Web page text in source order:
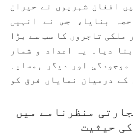
افغان شہریوں نے حیران
کا حصہ بنایا، جس نے انہیں
ملکی تاجروں کا سب سے بڑا
دیا۔ یہ اعداد و شمار
اور دیگر ہمسایہ
کے درمیان نمایاں فرق کو
منظرنامے میں
کی حیثیت